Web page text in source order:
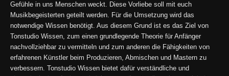
Gefühle in uns Menschen weckt. Diese Vorliebe soll mit euch
Musikbegeisterten geteilt werden. Für die Umsetzung wird das
notwendige Wissen benötigt. Aus diesem Grund ist es das Ziel von
Tonstudio Wissen, zum einen grundlegende Theorie für Anfänger
nachvollziehbar zu vermitteln und zum anderen die Fähigkeiten von
erfahrenen Künstler beim Produzieren, Abmischen und Mastern zu
verbessern. Tonstudio Wissen bietet dafür verständliche und